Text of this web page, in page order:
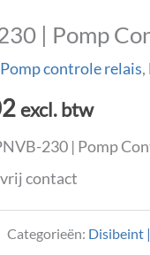
| Pomp
controle relais,
excl. btw
230 | Pomp
contact
Categorieën: Disibeint